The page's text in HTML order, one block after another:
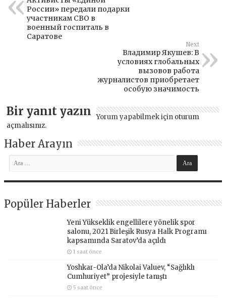
России» передали подарки
участникам СВО в
военный госпиталь в
Саратове
Next
Владимир Якушев: В
условиях глобальных
вызовов работа
журналистов приобретает
особую значимость
Bir yanıt yazın Yorum yapabilmek için oturum
açmalısınız.
Haber Arayın
Popüler Haberler
Yeni Yükseklik engellilere yönelik spor
salonu, 2021 Birleşik Rusya Halk Programı
kapsamında Saratov’da açıldı
1 saat önce
Yoshkar-Ola’da Nikolai Valuev, “Sağlıklı
Cumhuriyet” projesiyle tanıştı
5 saat önce